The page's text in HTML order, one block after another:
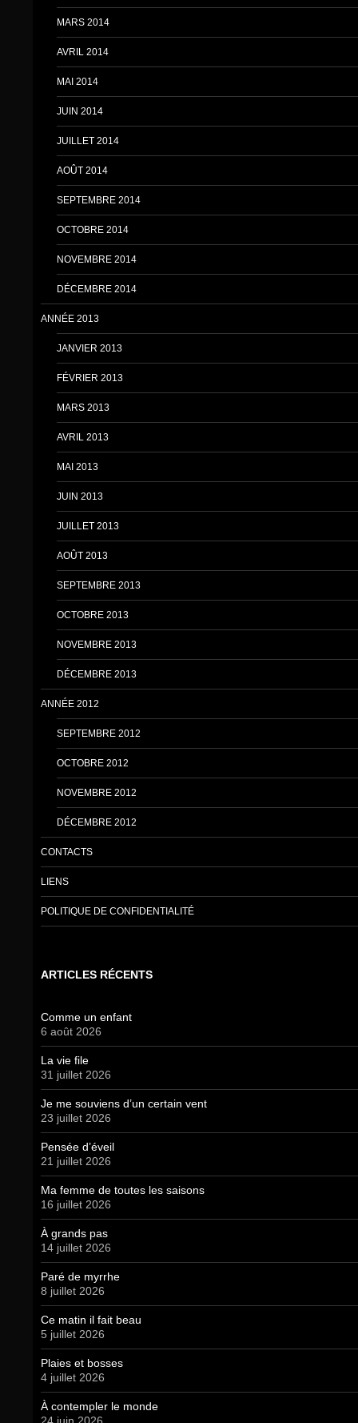
MARS 2014
AVRIL 2014
MAI 2014
JUIN 2014
JUILLET 2014
AOÛT 2014
SEPTEMBRE 2014
OCTOBRE 2014
NOVEMBRE 2014
DÉCEMBRE 2014
ANNÉE 2013
JANVIER 2013
FÉVRIER 2013
MARS 2013
AVRIL 2013
MAI 2013
JUIN 2013
JUILLET 2013
AOÛT 2013
SEPTEMBRE 2013
OCTOBRE 2013
NOVEMBRE 2013
DÉCEMBRE 2013
ANNÉE 2012
SEPTEMBRE 2012
OCTOBRE 2012
NOVEMBRE 2012
DÉCEMBRE 2012
CONTACTS
LIENS
POLITIQUE DE CONFIDENTIALITÉ
ARTICLES RÉCENTS
Comme un enfant
6 août 2026
La vie file
31 juillet 2026
Je me souviens d’un certain vent
23 juillet 2026
Pensée d’éveil
21 juillet 2026
Ma femme de toutes les saisons
16 juillet 2026
À grands pas
14 juillet 2026
Paré de myrrhe
8 juillet 2026
Ce matin il fait beau
5 juillet 2026
Plaies et bosses
4 juillet 2026
À contempler le monde
24 juin 2026